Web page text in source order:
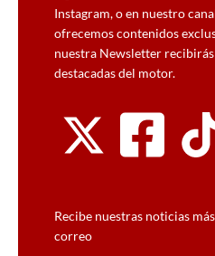
Instagram, o en nuestro
ofrecemos contenidos
nuestra Newsletter
destacadas del motor.
Recibe nuestras noticias
correo